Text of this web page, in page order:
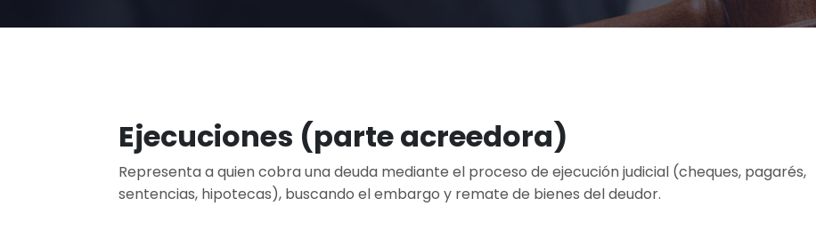
Ejecuciones (parte acreedora)
Representa a quien cobra una deuda mediante el proceso de ejecución judicial (cheques, pagarés,
sentencias, hipotecas), buscando el embargo y remate de bienes del deudor.